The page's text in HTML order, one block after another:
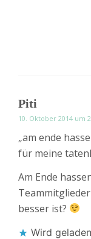
Piti
10. Oktober 2014 um
„am ende
für meine
Am Ende
besser ist?
Wird